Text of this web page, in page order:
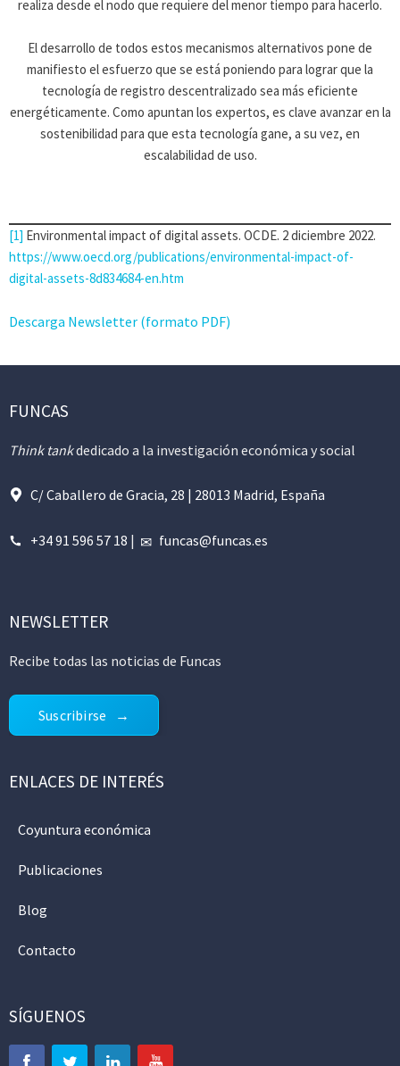
realiza desde el nodo que requiere del menor tiempo para hacerlo.
El desarrollo de todos estos mecanismos alternativos pone de
manifiesto el esfuerzo que se está poniendo para lograr que la
tecnología de registro descentralizado sea más eficiente
energéticamente. Como apuntan los expertos, es clave avanzar en la
sostenibilidad para que esta tecnología gane, a su vez, en
escalabilidad de uso.
[1] Environmental impact of digital assets. OCDE. 2 diciembre 2022.
https://www.oecd.org/publications/environmental-impact-of-
digital-assets-8d834684-en.htm
Descarga Newsletter (formato PDF)
FUNCAS
Think tankdedicado a la investigación económica y social
C/ Caballero de Gracia, 28 | 28013 Madrid, España
+34 91 596 57 18 | funcas@funcas.es
NEWSLETTER
Recibe todas las noticias de Funcas
Suscribirse
ENLACES DE INTERÉS
Coyuntura económica
Publicaciones
Blog
Contacto
SÍGUENOS